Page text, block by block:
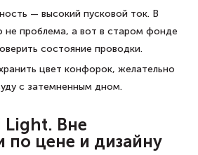
— высокий пусковой ток. В
не проблема, а вот в старом фонде
состояние проводки.
цвет конфорок, желательно
с затемненным дном.
Вне
по цене и дизайну